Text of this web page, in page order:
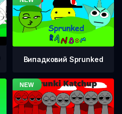
Випадковий Sprunked